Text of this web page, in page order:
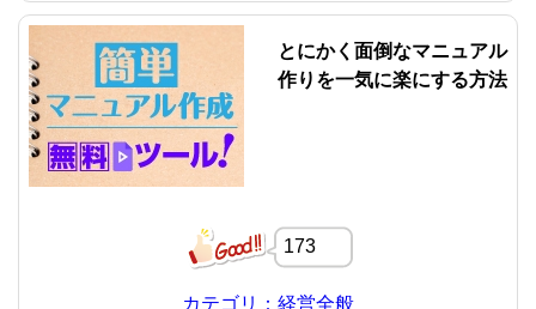
とにかく面倒なマニュアル
作りを一気に楽にする方法
173
カテゴリ：経営全般